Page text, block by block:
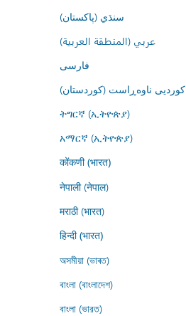
سنڌي (پاکستان)
عربي (المنطقة العربية)
فارسى
کوردیی ناوەڕاست (کوردستان)
ትግርኛ (ኢትዮጵያ)
አማርኛ (ኢትዮጵያ)
कोंकणी (भारत)
नेपाली (नेपाल)
मराठी (भारत)
हिन्दी (भारत)
অসমীয়া (ভাৰত)
বাংলা (বাংলাদেশ)
বাংলা (ভারত)